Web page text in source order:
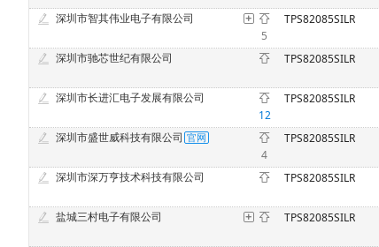
深圳市智其伟业电子有限公司
5
TPS82085SILR
深圳市驰芯世纪有限公司 TPS82085SILR
深圳市长进汇电子发展有限公司
12
TPS82085SILR
深圳市盛世威科技有限公司
4
TPS82085SILR
深圳市深万亨技术科技有限公司 TPS82085SILR
盐城三村电子有限公司 TPS82085SILR